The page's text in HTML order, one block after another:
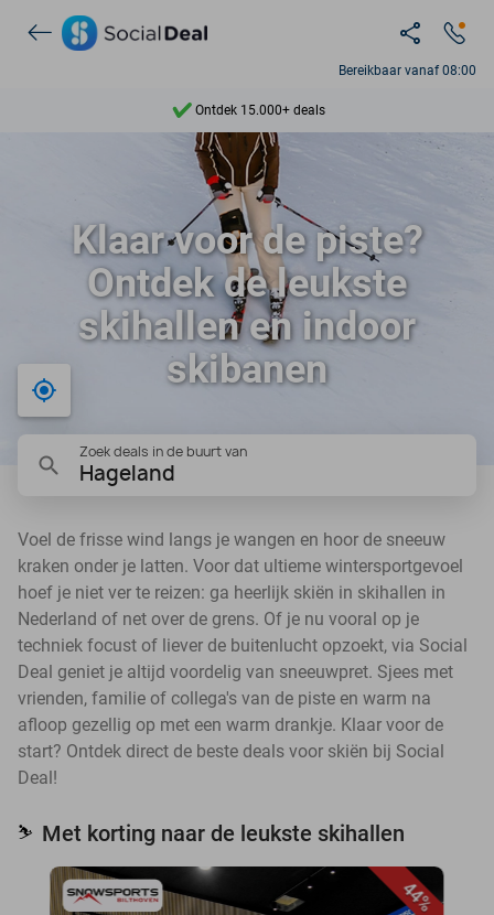
Bereikbaar vanaf 08:00
Ontdek 15.000+ deals
7 dagen per week beschikbaar
10+ miljoen leden
9,4
Ontdek 15.000+ deals
Klaar voor de piste?
Ontdek de leukste
skihallen en indoor
skibanen
Bij mij in de buurt
Zoek deals in de buurt van
Hageland
Voel de frisse wind langs je wangen en hoor de sneeuw
kraken onder je latten. Voor dat ultieme wintersportgevoel
hoef je niet ver te reizen: ga heerlijk skiën in skihallen in
Nederland of net over de grens. Of je nu vooral op je
techniek focust of liever de buitenlucht opzoekt, via Social
Deal geniet je altijd voordelig van sneeuwpret. Sjees met
vrienden, familie of collega's van de piste en warm na
afloop gezellig op met een warm drankje. Klaar voor de
start? Ontdek direct de beste deals voor skiën bij Social
Deal!
⛷️ Met korting naar de leukste skihallen
44%